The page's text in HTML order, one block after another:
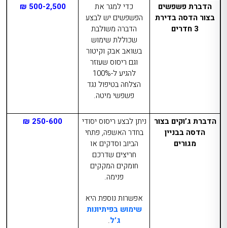
הדברת פשפשים
בצור הדסה בדירת
3 חדרים
כדי למגר את
הפשפשים יש לבצע
הדברה משולבת
שכוללת שימוש
בשואב אבק וקיטור
וגם ריסוס שעוזר
להגיע ל-100%
הצלחה בטיפול נגד
פשפשי מיטה.
500-2,500 ₪
הדברת ג’וקים בצור
הדסה בבניין
מגורים
ניתן לבצע ריסוס יסודי
בחדר האשפה, פתחי
הביוב וסדקים או
חריצים שדרכם
חומקים המקקים
פנימה.
אפשרות נוספת היא
שימוש בפיתיונות
ג’ל.
250-600 ₪